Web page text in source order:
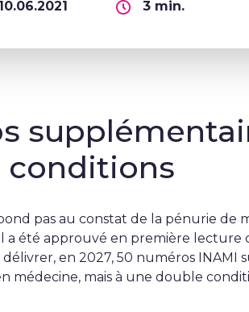
10.06.2021 3 min.
conditions
pas au constat de la pénurie de
a été approuvé en première lecture
en 2027, 50 numéros INAMI
mais à une double